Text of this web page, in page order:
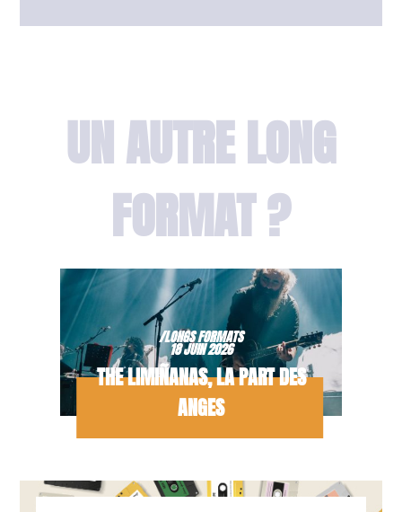
UN AUTRE LONG
FORMAT ?
/LONGS FORMATS
18 JUIN 2026
THE LIMIÑANAS, LA PART DES
ANGES